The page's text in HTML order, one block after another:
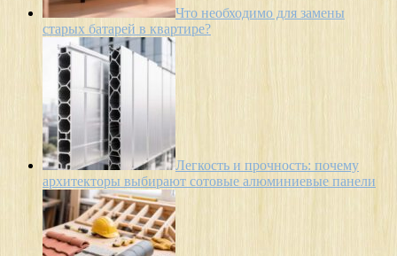
Что необходимо для замены
старых батарей в квартире?
Легкость и прочность: почему
архитекторы выбирают сотовые алюминиевые панели